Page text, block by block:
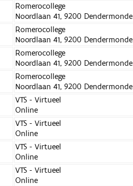
Romerocollege
Noordlaan 41, 9200 Dendermonde
Romerocollege
Noordlaan 41, 9200 Dendermonde
Romerocollege
Noordlaan 41, 9200 Dendermonde
Romerocollege
Noordlaan 41, 9200 Dendermonde
VTS - Virtueel
Online
VTS - Virtueel
Online
VTS - Virtueel
Online
VTS - Virtueel
Online